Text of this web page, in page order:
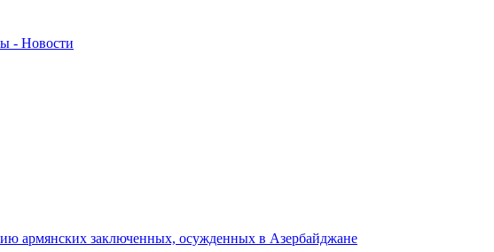
- Новости
армянских заключенных, осужденных в Азербайджане